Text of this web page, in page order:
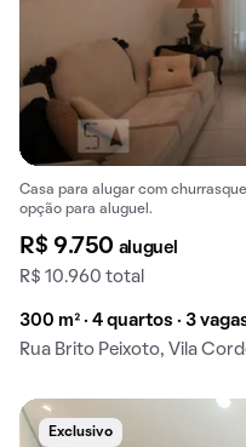
Casa para alugar com
opção para aluguel.
R$ 9.750 aluguel
R$ 10.960 total
300 m² · 4 quartos · 3
Rua Brito Peixoto, Vila
Exclusivo